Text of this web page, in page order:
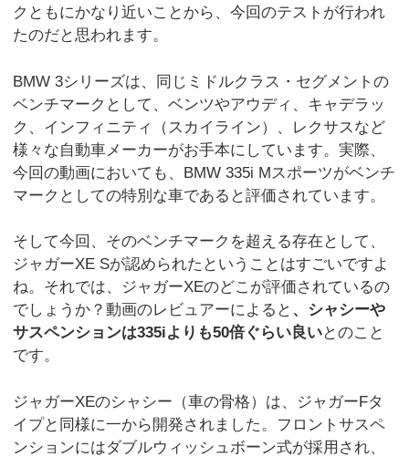
クともにかなり近いことから、今回のテストが行われ
たのだと思われます。
BMW 3シリーズは、同じミドルクラス・セグメントの
ベンチマークとして、ベンツやアウディ、キャデラッ
ク、インフィニティ（スカイライン）、レクサスなど
様々な自動車メーカーがお手本にしています。実際、
今回の動画においても、BMW 335i Mスポーツがベンチ
マークとしての特別な車であると評価されています。
そして今回、そのベンチマークを超える存在として、
ジャガーXE Sが認められたということはすごいですよ
ね。それでは、ジャガーXEのどこが評価されているの
でしょうか？動画のレビュアーによると 、シャシーや
サスペンションは335iよりも50倍ぐらい良いとのこと
です。
ジャガーXEのシャシー（車の骨格）は、ジャガーFタ
イプと同様に一から開発されました。フロントサスペ
ンションにはダブルウィッシュボーン式が採用され、